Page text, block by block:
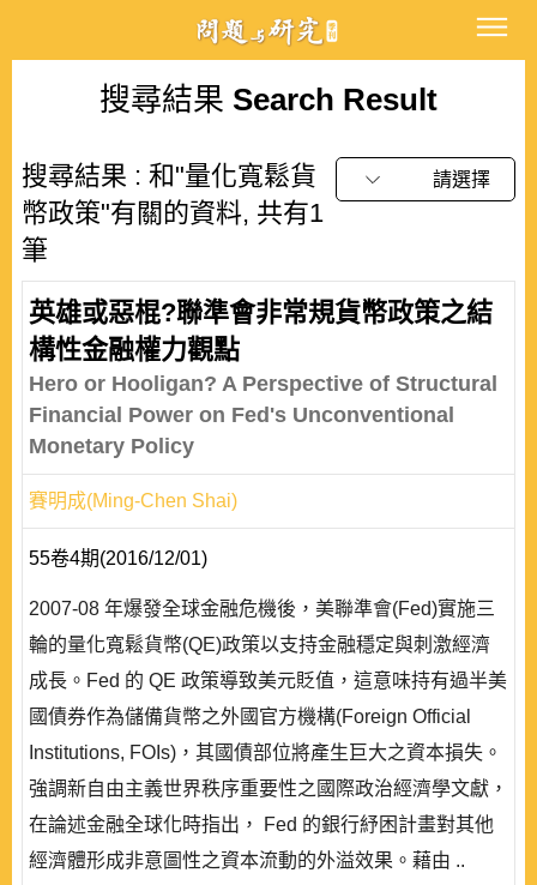
搜尋結果 Search Result
搜尋結果 : 和"量化寬鬆貨
幣政策"有關的資料, 共有1
筆
請選擇
英雄或惡棍?聯準會非常規貨幣政策之結
構性金融權力觀點
Hero or Hooligan? A Perspective of Structural
Financial Power on Fed's Unconventional
Monetary Policy
賽明成(Ming-Chen Shai)
55卷4期(2016/12/01)
2007-08 年爆發全球金融危機後，美聯準會(Fed)實施三
輪的量化寬鬆貨幣(QE)政策以支持金融穩定與刺激經濟
成長。Fed 的 QE 政策導致美元貶值，這意味持有過半美
國債券作為儲備貨幣之外國官方機構(Foreign Official
Institutions, FOIs)，其國債部位將產生巨大之資本損失。
強調新自由主義世界秩序重要性之國際政治經濟學文獻，
在論述金融全球化時指出， Fed 的銀行紓困計畫對其他
經濟體形成非意圖性之資本流動的外溢效果。藉由 ..